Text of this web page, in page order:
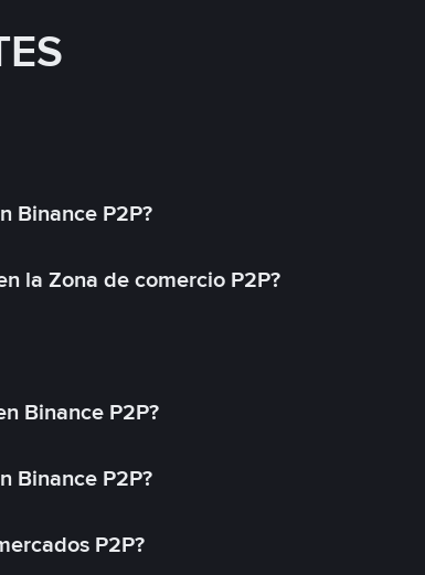
Binance P2P?
la Zona de comercio P2P?
Binance P2P?
Binance P2P?
P2P?